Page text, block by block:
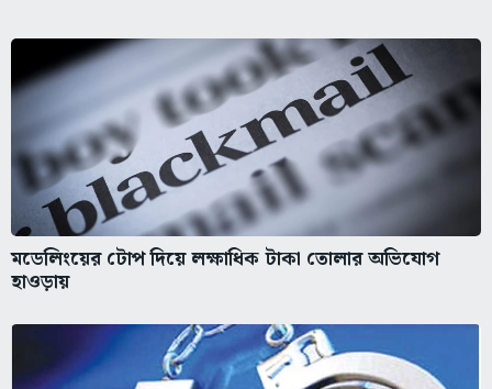
মডেলিংয়ের টোপ দিয়ে লক্ষাধিক টাকা তোলার অভিযোগ
হাওড়ায়